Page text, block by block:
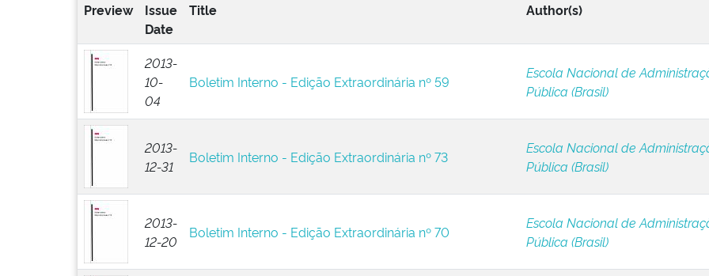
Preview
Issue
Date
Title Author(s)
2013-
10-
04
Boletim Interno - Edição Extraordinária nº 59
Escola Nacional de
Pública (Brasil)
2013-
12-31
Boletim Interno - Edição Extraordinária nº 73
Escola Nacional de
Pública (Brasil)
2013-
12-20
Boletim Interno - Edição Extraordinária nº 70
Escola Nacional de
Pública (Brasil)